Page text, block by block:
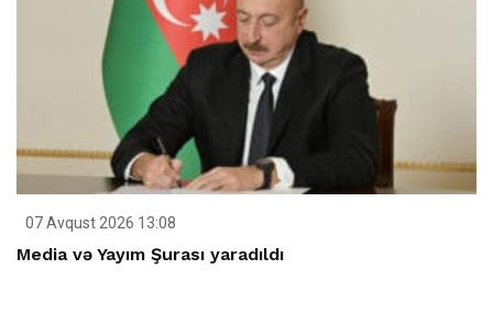
07 Avqust 2026 13:08
Media və Yayım Şurası yaradıldı